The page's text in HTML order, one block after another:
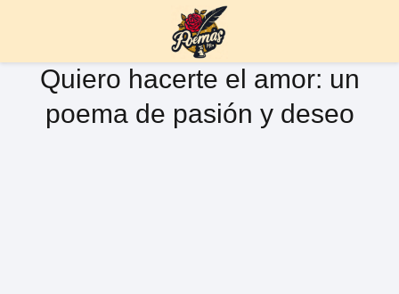
Quiero hacerte el amor: un
poema de pasión y deseo